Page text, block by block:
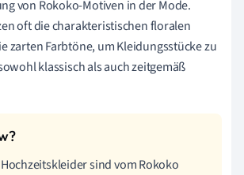
von Rokoko-Motiven in der Mode.
oft die charakteristischen floralen
zarten Farbtöne, um Kleidungsstücke zu
klassisch als auch zeitgemäß
Hochzeitskleider sind vom Rokoko